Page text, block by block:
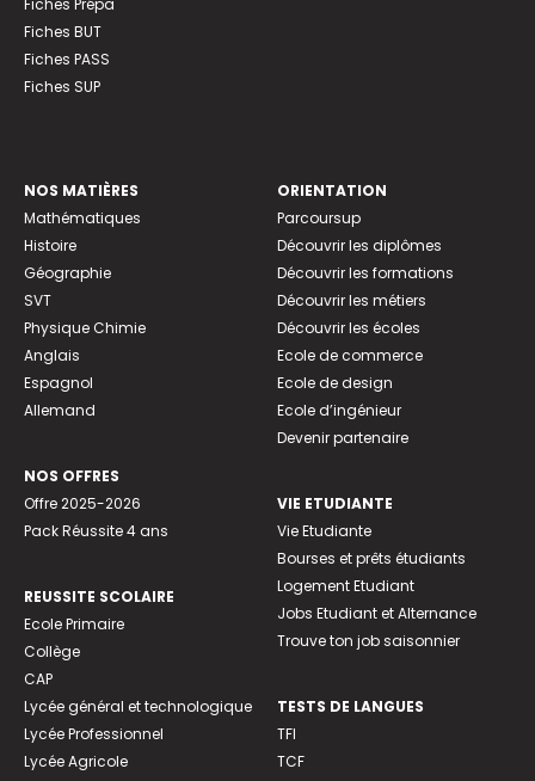
Fiches Prépa
Fiches BUT
Fiches PASS
Fiches SUP
NOS MATIÈRES
Mathématiques
Histoire
Géographie
SVT
Physique Chimie
Anglais
Espagnol
Allemand
NOS OFFRES
Offre 2025-2026
Pack Réussite 4 ans
REUSSITE SCOLAIRE
Ecole Primaire
Collège
CAP
Lycée général et technologique
Lycée Professionnel
Lycée Agricole
ORIENTATION
Parcoursup
Découvrir les diplômes
Découvrir les formations
Découvrir les métiers
Découvrir les écoles
Ecole de commerce
Ecole de design
Ecole d’ingénieur
Devenir partenaire
VIE ETUDIANTE
Vie Etudiante
Bourses et prêts étudiants
Logement Etudiant
Jobs Etudiant et Alternance
Trouve ton job saisonnier
TESTS DE LANGUES
TFI
TCF